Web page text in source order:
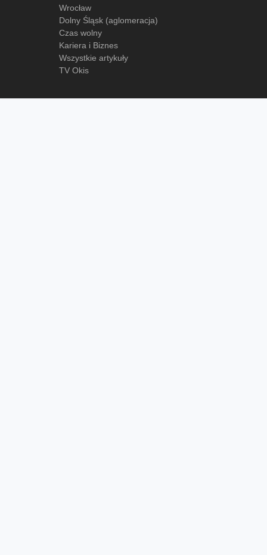
Wrocław
Dolny Śląsk (aglomeracja)
Czas wolny
Kariera i Biznes
Wszystkie artykuły
TV Okis